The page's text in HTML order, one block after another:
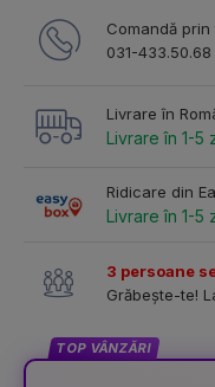
Comandă
031-433.50.68
Livrare în
Livrare în 1-5
Ridicare din
Livrare în 1-5
3 persoane
Grăbește-te!
TOP VÂNZĂRI